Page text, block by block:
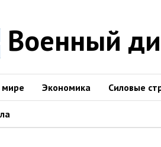
Военный
мире Экономика Силовые